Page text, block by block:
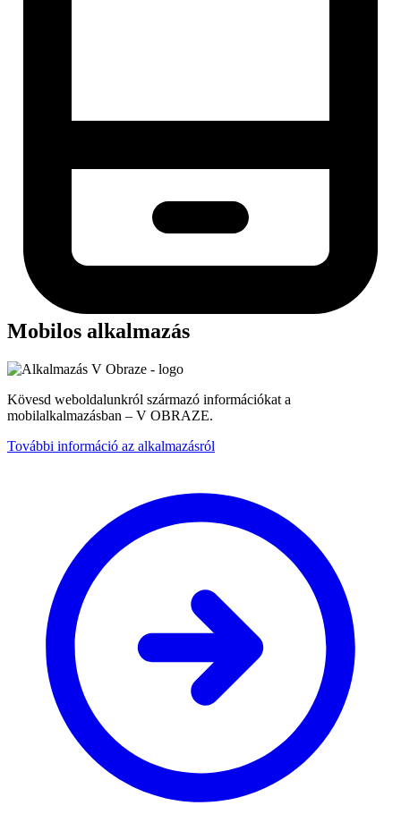
Mobilos alkalmazás
Kövesd weboldalunkról származó információkat a
mobilalkalmazásban – V OBRAZE.
További információ az alkalmazásról